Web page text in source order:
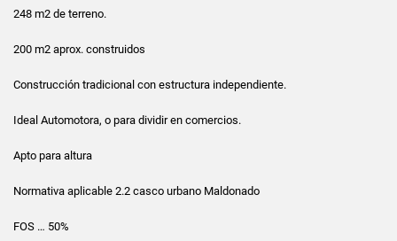
248 m2 de terreno.
200 m2 aprox. construidos
Construcción tradicional con estructura independiente.
Ideal Automotora, o para dividir en comercios.
Apto para altura
Normativa aplicable 2.2 casco urbano Maldonado
FOS … 50%